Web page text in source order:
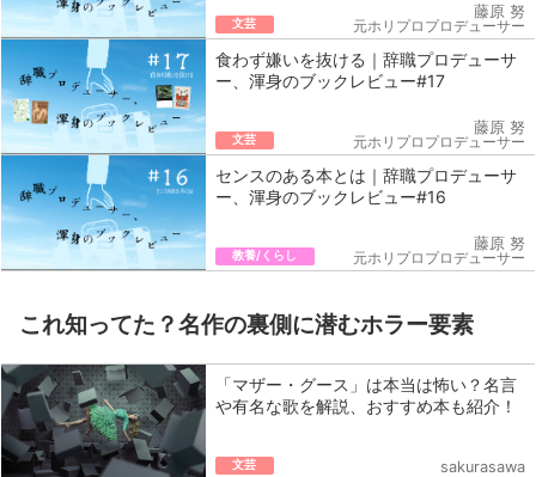
文芸
藤原 努
元ホリプロプロデューサー
食わず嫌いを抜ける｜辞職プロデューサ
ー、渾身のブックレビュー#17
文芸
藤原 努
元ホリプロプロデューサー
センスのある本とは｜辞職プロデューサ
ー、渾身のブックレビュー#16
教養/くらし
藤原 努
元ホリプロプロデューサー
これ知ってた？名作の裏側に潜むホラー要素
「マザー・グース」は本当は怖い？名言
や有名な歌を解説、おすすめ本も紹介！
文芸 sakurasawa